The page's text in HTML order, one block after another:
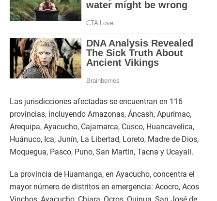
Las jurisdicciones afectadas se encuentran en 116
provincias, incluyendo Amazonas, Áncash, Apurímac,
Arequipa, Ayacucho, Cajamarca, Cusco, Huancavelica,
Huánuco, Ica, Junín, La Libertad, Loreto, Madre de Dios,
Moquegua, Pasco, Puno, San Martín, Tacna y Ucayali.
La provincia de Huamanga, en Ayacucho, concentra el
mayor número de distritos en emergencia: Acocro, Acos